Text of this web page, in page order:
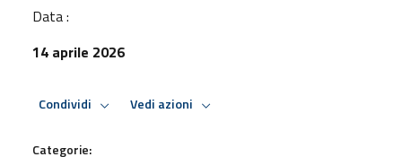
Data :
14 aprile 2026
Condividi Vedi azioni
Categorie: